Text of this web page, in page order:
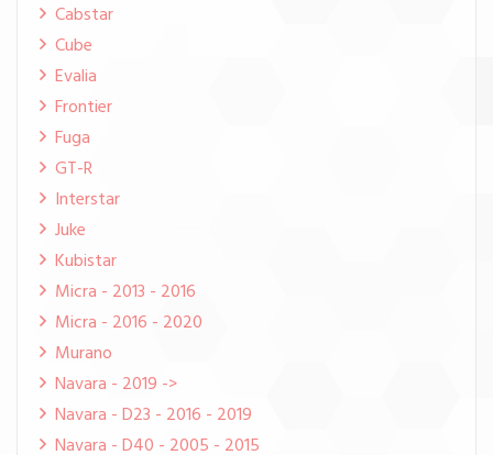
Cabstar
Cube
Evalia
Frontier
Fuga
GT-R
Interstar
Juke
Kubistar
Micra - 2013 - 2016
Micra - 2016 - 2020
Murano
Navara - 2019 ->
Navara - D23 - 2016 - 2019
Navara - D40 - 2005 - 2015